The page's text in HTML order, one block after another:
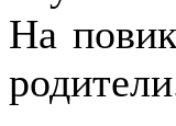
На